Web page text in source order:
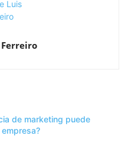
Ferreiro
de marketing puede